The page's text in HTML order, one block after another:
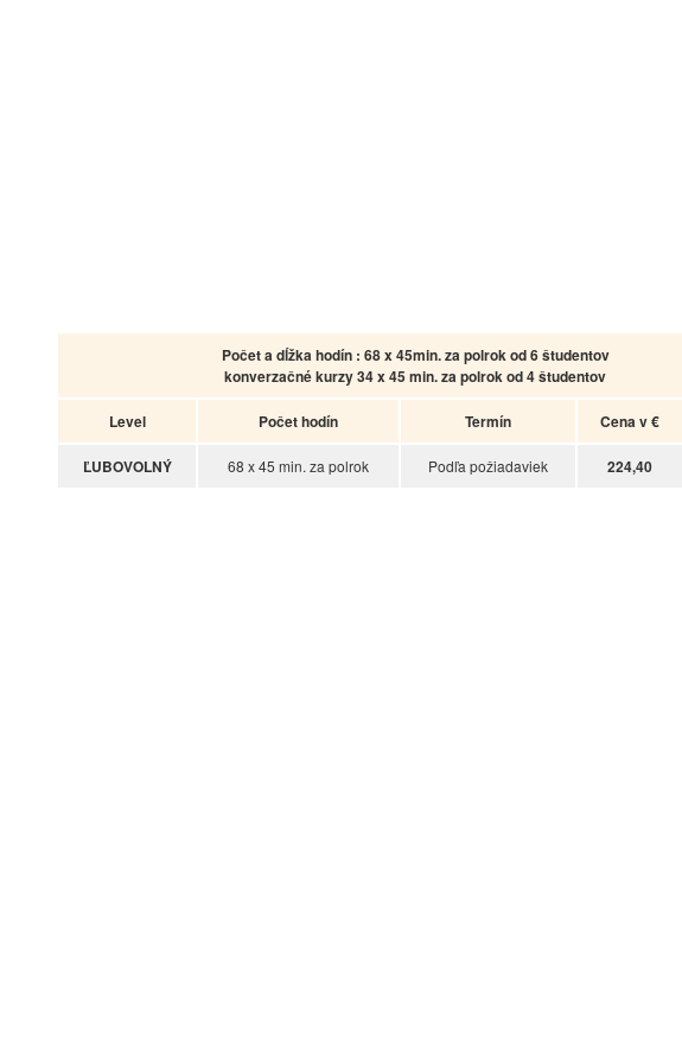
Počet a dĺžka hodín : 68 x 45min. za polrok od 6 študentov
konverzačné kurzy 34 x 45 min. za polrok od 4 študentov
Level Počet hodín Termín Cena v €
ĽUBOVOLNÝ 68 x 45 min. za polrok Podľa požiadaviek 224,40